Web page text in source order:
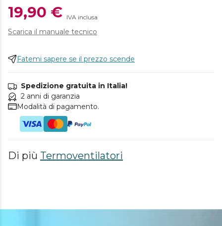
19,90 € IVA inclusa
Scarica il manuale tecnico
Fatemi sapere se il prezzo scende
Spedizione gratuita in Italia!
2 anni di garanzia
Modalità di pagamento.
Di più Termoventilatori